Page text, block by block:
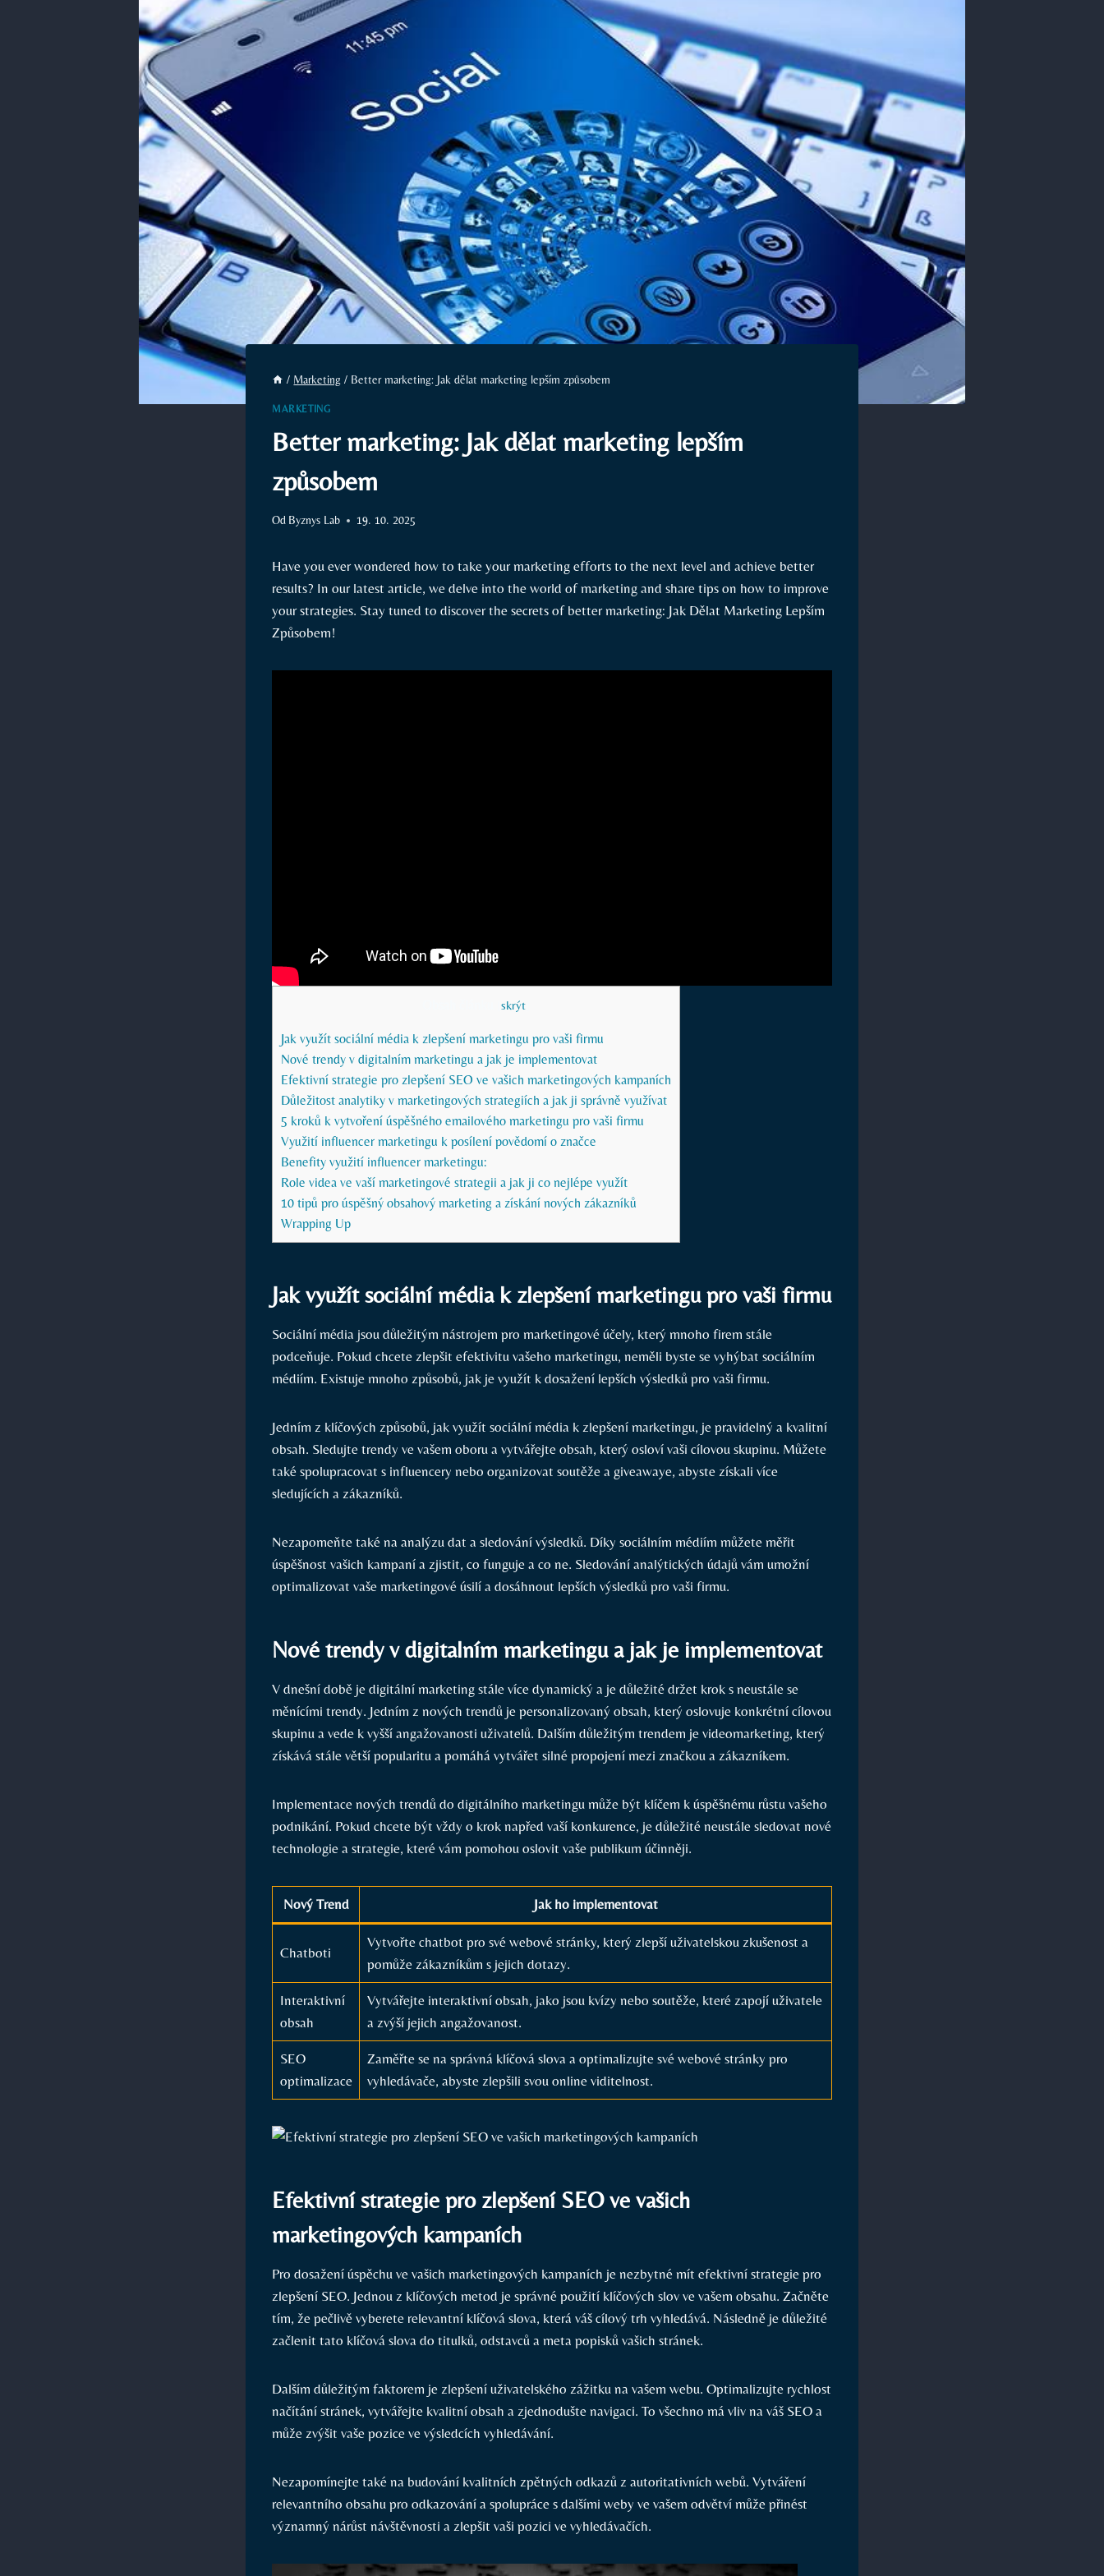
/ Marketing / Better marketing: Jak dělat marketing lepším způsobem
MARKETING
Better marketing: Jak dělat marketing lepším
způsobem
Od Byznys Lab 19. 10. 2025
Have you⁣ ever wondered how to ⁢take your marketing efforts to the next level and achieve better
results? In ‌our latest article, we delve⁤ into the world of marketing and share tips on how to improve
your strategies. Stay tuned⁣ to discover the ​secrets of better marketing: Jak ​Dělat Marketing ⁤Lepším
Způsobem!
skrýt
Jak využít sociální média k zlepšení marketingu pro vaši firmu
Nové trendy v digitalním marketingu a jak je implementovat
Efektivní strategie pro zlepšení ⁤SEO ve vašich marketingových kampaních
Důležitost analytiky v marketingových strategiích a jak⁢ ji správně využívat
5 kroků k vytvoření úspěšného emailového marketingu pro vaši⁤ firmu
Využití influencer marketingu‍ k posílení povědomí o značce
Benefity využití influencer⁣ marketingu:
Role videa ve vaší marketingové strategii a jak ji co nejlépe využít
10⁢ tipů pro úspěšný obsahový marketing a ⁢získání nových zákazníků
Wrapping Up
Jak využít sociální média k zlepšení marketingu pro vaši firmu
Sociální média ⁣jsou důležitým nástrojem pro marketingové účely,⁢ který‍ mnoho firem ‍stále
podceňuje. Pokud chcete ⁣zlepšit ‍efektivitu vašeho marketingu, neměli byste se vyhýbat⁣ sociálním‌
médiím. Existuje mnoho způsobů, jak je ‌využít k dosažení ​lepších výsledků pro⁢ vaši firmu.
Jedním z⁢ klíčových způsobů, jak využít sociální ⁣média k zlepšení ⁣marketingu, je ‌pravidelný⁣ a kvalitní
obsah. Sledujte trendy ve vašem oboru a vytvářejte obsah, který osloví vaši cílovou skupinu. Můžete
také spolupracovat‍ s‌ influencery nebo organizovat soutěže a giveawaye, abyste ⁤získali více⁢
sledujících a zákazníků.
Nezapomeňte také na analýzu​ dat a sledování výsledků. Díky sociálním médiím můžete měřit
úspěšnost vašich kampaní a zjistit, co funguje a co ⁣ne. Sledování analýtických údajů vám umožní ​
optimalizovat vaše marketingové úsilí a dosáhnout lepších výsledků pro⁤ vaši firmu.
Nové trendy v digitalním marketingu a jak je implementovat
V dnešní době je digitální marketing stále více‌ dynamický a je ⁣důležité držet krok s neustále se⁣
měnícími trendy. Jedním z nových ​trendů je personalizovaný‍ obsah, který oslovuje konkrétní⁤ cílovou
skupinu a vede k vyšší angažovanosti uživatelů. Dalším důležitým trendem je videomarketing, který
získává stále větší ⁣popularitu a pomáhá vytvářet silné propojení‍ mezi značkou ‍a zákazníkem.
Implementace nových​ trendů do digitálního marketingu ‌může být ⁢klíčem k úspěšnému ‌růstu‍ vašeho
podnikání. Pokud chcete být vždy o krok napřed vaší konkurence, je důležité neustále sledovat⁣ nové
technologie a‍ strategie, ‌které vám⁣ pomohou oslovit vaše publikum účinněji.
Nový Trend Jak ho implementovat
Chatboti
Vytvořte chatbot‍ pro své webové ‍stránky, který zlepší uživatelskou zkušenost a
pomůže zákazníkům​ s jejich dotazy.
Interaktivní
obsah
Vytvářejte interaktivní⁣ obsah, jako jsou kvízy nebo soutěže, které ⁤zapojí uživatele
a zvýší ‍jejich angažovanost.
SEO
optimalizace
Zaměřte se na správná klíčová slova ‍a optimalizujte své webové stránky pro
vyhledávače, abyste⁢ zlepšili svou online viditelnost.
Efektivní strategie pro zlepšení ⁤SEO ve vašich
marketingových kampaních
Pro dosažení úspěchu‍ ve vašich marketingových ‌kampaních je nezbytné mít ‍efektivní strategie pro
zlepšení ‌SEO. Jednou z klíčových metod je správné ⁤použití klíčových slov ve vašem obsahu. Začněte
tím, že pečlivě ‍vyberete relevantní⁤ klíčová slova, ⁢která ‌váš cílový trh vyhledává. Následně je důležité
začlenit tato klíčová slova do titulků, odstavců a meta ⁣popisků vašich ⁣stránek.
Dalším důležitým faktorem je⁣ zlepšení uživatelského zážitku ‍na vašem webu. ⁤Optimalizujte rychlost
načítání stránek, vytvářejte kvalitní obsah a zjednodušte navigaci. To všechno má⁢ vliv ‍na váš ⁢SEO a
může zvýšit vaše pozice ve výsledcích vyhledávání.
Nezapomínejte také na budování kvalitních zpětných odkazů z autoritativních webů. Vytváření
relevantního ​obsahu pro ⁤odkazování a spolupráce‍ s dalšími weby ve vašem odvětví může přinést
významný nárůst ⁣návštěvnosti ‌a zlepšit vaši pozici ve vyhledávačích.